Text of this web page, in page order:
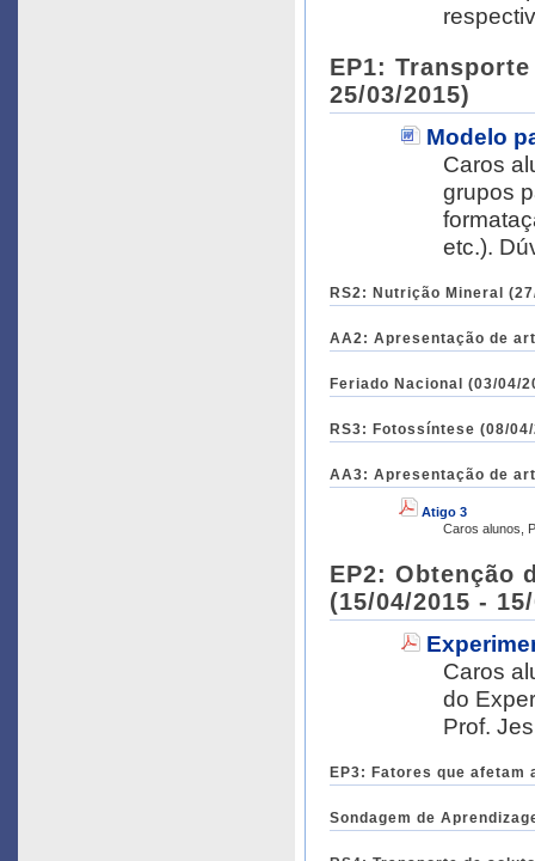
EP1:
25/03/2015)
Modelo
Caros alunos, Este modelo
grupos
RS2: Nutrição Mineral
AA2: Apresentação de
Feriado Nacional (03/04/
RS3: Fotossíntese (08/
AA3: Apresentação de
Atigo 3
EP2: Obtenção
(15/04/2015 -
Caros alunos, Devido ao feriado,
do
Prof.
EP3: Fatores que afetam
Sondagem de